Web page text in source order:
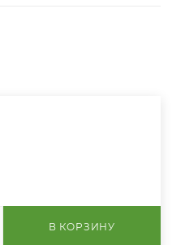
В КОРЗИНУ